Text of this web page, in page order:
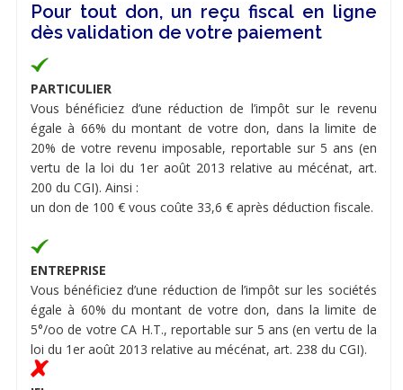
Pour tout don, un reçu fiscal en ligne
dès validation de votre paiement
PARTICULIER
Vous bénéficiez d’une réduction de l’impôt sur le revenu
égale à 66% du montant de votre don, dans la limite de
20% de votre revenu imposable, reportable sur 5 ans (en
vertu de la loi du 1er août 2013 relative au mécénat, art.
200 du CGI). Ainsi :
un don de 100 € vous coûte 33,6 € après déduction fiscale.
ENTREPRISE
Vous bénéficiez d’une réduction de l’impôt sur les sociétés
égale à 60% du montant de votre don, dans la limite de
5°/oo de votre CA H.T., reportable sur 5 ans (en vertu de la
loi du 1er août 2013 relative au mécénat, art. 238 du CGI).